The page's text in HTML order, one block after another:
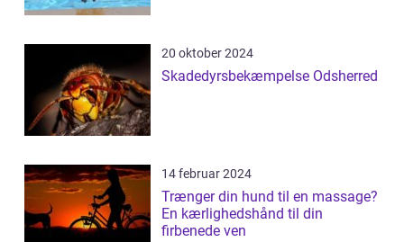
20 oktober 2024
Skadedyrsbekæmpelse Odsherred
14 februar 2024
Trænger din hund til en massage?
En kærlighedshånd til din
firbenede ven